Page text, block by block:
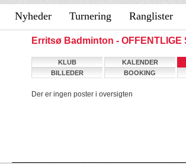
Nyheder Turnering Ranglister
Erritsø Badminton - OFFENTLIGE
KLUB KALENDER
BILLEDER
BOOKING
Der er ingen poster i oversigten